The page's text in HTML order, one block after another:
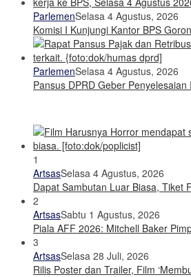
ParlemenSelasa 4 Agustus, 2026
Komisi I Kunjungi Kantor BPS
ParlemenSelasa 4 Agustus, 2026
Pansus DPRD Geber
1
ArtsasSelasa 4 Agustus, 2026
Dapat Sambutan Luar Biasa, Tiket
2
ArtsasSabtu 1 Agustus, 2026
Piala AFF 2026: Mitchell Baker
3
ArtsasSelasa 28 Juli, 2026
Rilis Poster dan Trailer, Film